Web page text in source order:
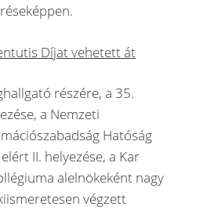
Díjat vehetett át
részére, a 35.
a Nemzeti
Hatóság
II. helyezése, a Kar
alelnökeként nagy
végzett